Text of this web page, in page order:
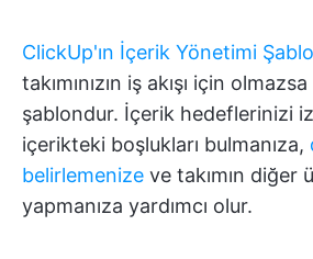
ClickUp'ın İçerik Yönetimi
takımınızın iş akışı için
şablondur. İçerik hedeflerinizi
içerikteki boşlukları bulmanıza,
belirlemenize ve takımın diğer
yapmanıza yardımcı olur.